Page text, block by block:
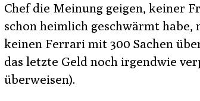
Chef die Meinung geigen, keiner
schon heimlich geschwärmt habe,
keinen Ferrari mit 300 Sachen
das letzte Geld noch irgendwie
überweisen).